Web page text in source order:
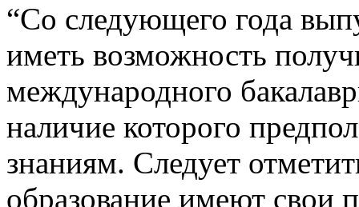
“Со следующего года
иметь возможность
международного
наличие которого
знаниям. Следует
образование имеют